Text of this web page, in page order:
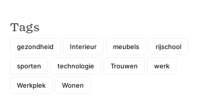
Tags
gezondheid Interieur meubels rijschool
sporten technologie Trouwen werk
Werkplek Wonen